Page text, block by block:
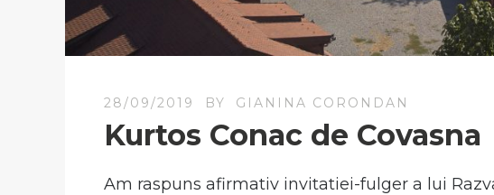
28/09/2019 BY GIANINA CORONDAN
Kurtos Conac de Covasna
Am raspuns afirmativ invitatiei-fulger a lui